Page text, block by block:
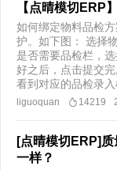
【点晴模切ERP
如何绑定物料品检
护。如下图： 选择
是否需要品检栏，
好之后，点击提交
看到对应的品检录
liguoquan 14219
[点晴模切ERP]
一样？